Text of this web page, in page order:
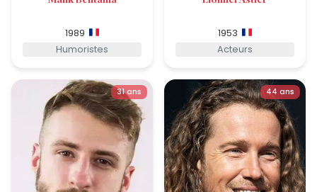
1989
Humoristes
1953
Acteurs
31 ans 44 ans